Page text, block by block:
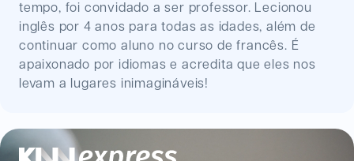
tempo, foi convidado a ser professor. Lecionou
inglês por 4 anos para todas as idades, além de
continuar como aluno no curso de francês. É
apaixonado por idiomas e acredita que eles nos
levam a lugares inimagináveis!